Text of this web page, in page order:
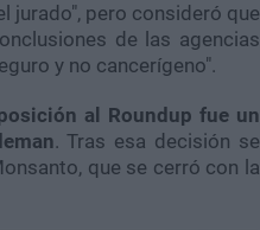
jurado", pero consideró que
de las agencias
y no cancerígeno".
al Roundup fue un
. Tras esa decisión se
que se cerró con la